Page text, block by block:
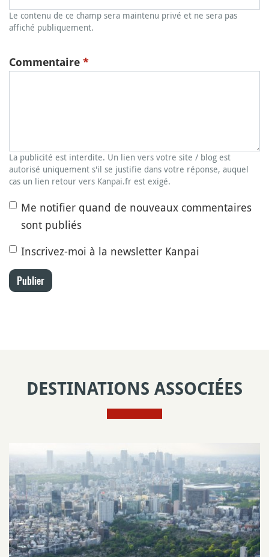
Le contenu de ce champ sera maintenu privé et ne sera pas
affiché publiquement.
Commentaire *
La publicité est interdite. Un lien vers votre site / blog est
autorisé uniquement s'il se justifie dans votre réponse, auquel
cas un lien retour vers Kanpai.fr est exigé.
Me notifier quand de nouveaux commentaires
sont publiés
Inscrivez-moi à la newsletter Kanpai
Publier
DESTINATIONS ASSOCIÉES